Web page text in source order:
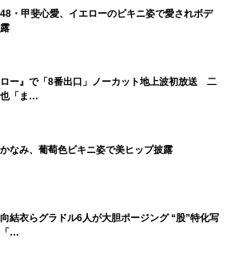
・甲斐心愛、イエローのビキニ姿で愛されボデ
ロー』で「8番出口」ノーカット地上波初放送 二
「ま…
なみ、葡萄色ビキニ姿で美ヒップ披露
結衣らグラドル6人が大胆ポージング “股”特化写
「…